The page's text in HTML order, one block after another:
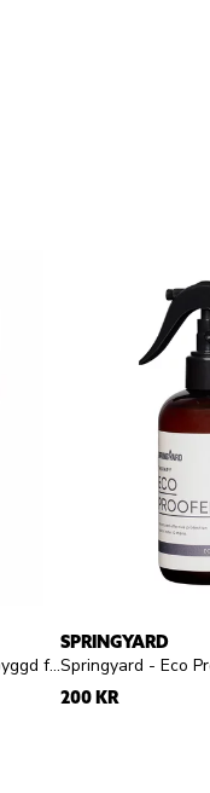
Pedag - Viva Summer - Uppbyggd frottésula
SPRINGYARD
200 KR